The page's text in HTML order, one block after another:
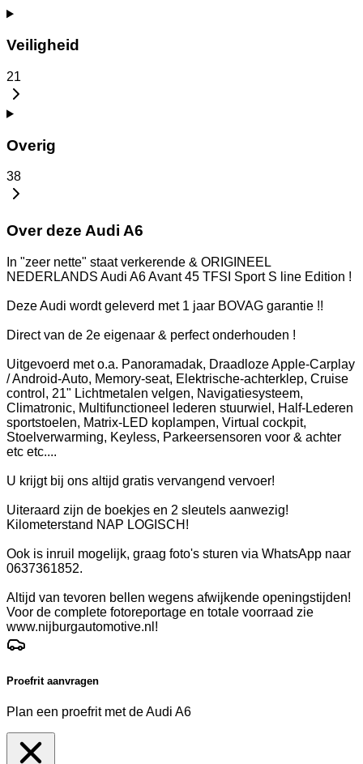
Veiligheid
21
Overig
38
Over deze Audi A6
In "zeer nette" staat verkerende & ORIGINEEL
NEDERLANDS Audi A6 Avant 45 TFSI Sport S line Edition !
Deze Audi wordt geleverd met 1 jaar BOVAG garantie !!
Direct van de 2e eigenaar & perfect onderhouden !
Uitgevoerd met o.a. Panoramadak, Draadloze Apple-Carplay
/ Android-Auto, Memory-seat, Elektrische-achterklep, Cruise
control, 21" Lichtmetalen velgen, Navigatiesysteem,
Climatronic, Multifunctioneel lederen stuurwiel, Half-Lederen
sportstoelen, Matrix-LED koplampen, Virtual cockpit,
Stoelverwarming, Keyless, Parkeersensoren voor & achter
etc etc....
U krijgt bij ons altijd gratis vervangend vervoer!
Uiteraard zijn de boekjes en 2 sleutels aanwezig!
Kilometerstand NAP LOGISCH!
Ook is inruil mogelijk, graag foto's sturen via WhatsApp naar
0637361852.
Altijd van tevoren bellen wegens afwijkende openingstijden!
Voor de complete fotoreportage en totale voorraad zie
www.nijburgautomotive.nl!
Proefrit aanvragen
Plan een proefrit met de Audi A6